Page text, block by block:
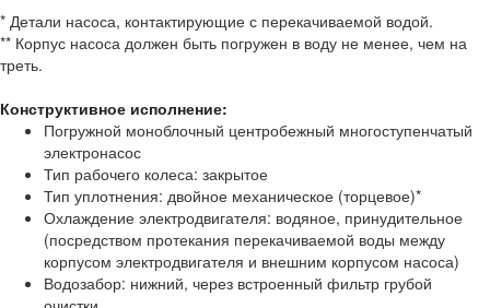
* Детали насоса, контактирующие с перекачиваемой водой.
** Корпус насоса должен быть погружен в воду не менее, чем на
треть.
Конструктивное исполнение:
Погружной моноблочный центробежный многоступенчатый
электронасос
Тип рабочего колеса: закрытое
Тип уплотнения: двойное механическое (торцевое)*
Охлаждение электродвигателя: водяное, принудительное
(посредством протекания перекачиваемой воды между
корпусом электродвигателя и внешним корпусом насоса)
Водозабор: нижний, через встроенный фильтр грубой